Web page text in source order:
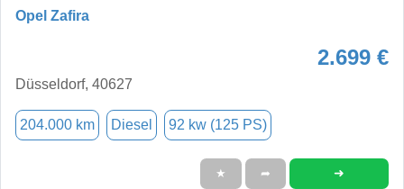
Opel Zafira
2.699 €
Düsseldorf, 40627
204.000 km Diesel 92 kw (125 PS)
★ ➦ ➜